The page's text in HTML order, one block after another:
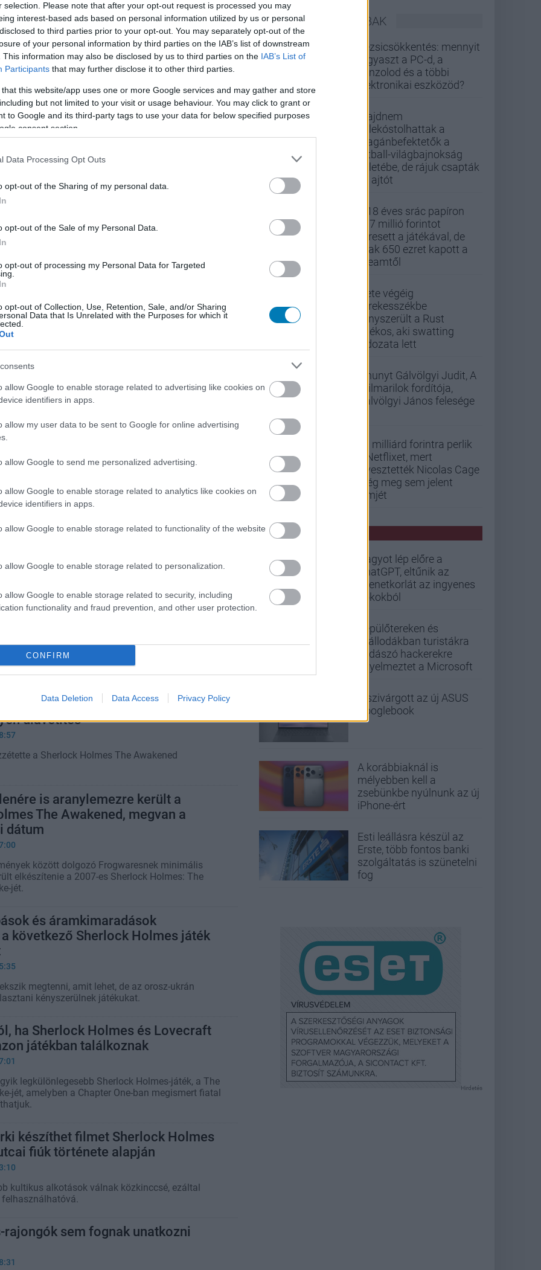
selection. Please note that after your opt-out request is processed you may
interest-based ads based on personal information utilized by us or personal
to third parties prior to your opt-out. You may separately opt-out of the
of your personal information by third parties on the IAB’s list of downstream
This information may also be disclosed by us to third parties on the IAB’s List of
Participants that may further disclose it to other third parties.
that this website/app uses one or more Google services and may gather and store
but not limited to your visit or usage behaviour. You may click to grant or
to Google and its third-party tags to use your data for below specified purposes
consent section.
Data Processing Opt Outs
opt-out of the Sharing of my personal data.
opt-out of the Sale of my Personal Data.
opt-out of processing my Personal Data for Targeted
opt-out of Collection, Use, Retention, Sale, and/or Sharing
Data that Is Unrelated with the Purposes for which it
allow Google to enable storage related to advertising like cookies on
identifiers in apps.
allow my user data to be sent to Google for online advertising
allow Google to send me personalized advertising.
allow Google to enable storage related to analytics like cookies on
identifiers in apps.
allow Google to enable storage related to functionality of the website
allow Google to enable storage related to personalization.
allow Google to enable storage related to security, including
functionality and fraud prevention, and other user protection.
CONFIRM
Data Deletion Data Access Privacy Policy
nyers és csiszolatlan Sherlock Holmes
Prime Video streamingplatormra.
az első képek Guy Ritchie fiatal
sorozatából
Sherlockja jövőre érkezik és a világ leghíresebb
kalandjait mutatja majd be.
jön az Enola Holmes 3
a Netflix nagyon sikeres Sherlock Holmes
a Sherlock Holmes társára
után újabb feldolgozással jelentkezik a CBS.
Holmes és Hercule Poirot egy
humorral teli krimije, A sorozatos öngyilkosságok
nyújt Dr. Gideon Fell ügyeibe, aki sajátosan kezeli a
3?
árulta el, hogy Millie Bobby Brown visszatér-e
kozmikus ragyogása
a háború szülte kényszermegoldás, nincs miért
Holmes: The Awakened remake új
hű társa nagyobb szerepet kap az áprilisban
ahhoz, hogy az új Sherlock Holmes-
diavetítés
a Sherlock Holmes The Awakened
is aranylemezre került a
The Awakened, megvan a
dátum
között dolgozó Frogwaresnek minimális
elkészítenie a 2007-es Sherlock Holmes: The
jét.
és áramkimaradások
következő Sherlock Holmes játék
megtenni, amit lehet, de az orosz-ukrán
kényszerülnek játékukat.
ha Sherlock Holmes és Lovecraft
játékban találkoznak
legkülönlegesebb Sherlock Holmes-játék, a The
jét, amelyben a Chapter One-ban megismert fiatal
készíthet filmet Sherlock Holmes
fiúk története alapján
kultikus alkotások válnak közkinccsé, ezáltal
rajongók sem fognak unatkozni
LEGOLVASOTTABBAK
Rezsicsökkentés: mennyit
fogyaszt a PC-d, a
konzolod és a többi
elektronikai eszközöd?
Majdnem
belekóstolhattak a
magánbefektetők a
futball-világbajnokság
üzletébe, de rájuk csapták
az ajtót
A 18 éves srác papíron
437 millió forintot
keresett a játékával, de
csak 650 ezret kapott a
Steamtől
Élete végéig
kerekesszékbe
kényszerült a Rust
játékos, aki swatting
áldozata lett
Elhunyt Gálvölgyi Judit, A
szilmarilok fordítója,
Gálvölgyi János felesége
33 milliárd forintra perlik
a Netflixet, mert
elvesztették Nicolas Cage
még meg sem jelent
filmjét
PCW HÍREK
Nagyot lép előre a
ChatGPT, eltűnik az
üzenetkorlát az ingyenes
fiókokból
Repülőtereken és
szállodákban turistákra
vadászó hackerekre
figyelmeztet a Microsoft
Kiszivárgott az új ASUS
Googlebook
A korábbiaknál is
mélyebben kell a
zsebünkbe nyúlnunk az új
iPhone-ért
Esti leállásra készül az
Erste, több fontos banki
szolgáltatás is szünetelni
fog
Hirdetés